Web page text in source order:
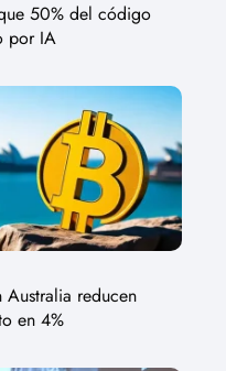
50% del código
por IA
reducen
en 4%